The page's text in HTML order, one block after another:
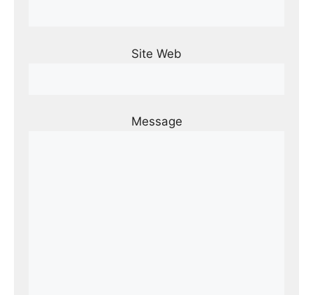
Site Web
Message